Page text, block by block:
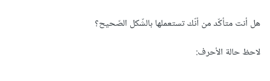
هل أنت متأكّد من أنّك تستعملها بالشّكل الصّحيح؟
لاحظ حالة الأحرف: